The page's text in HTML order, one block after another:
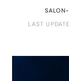
LAST